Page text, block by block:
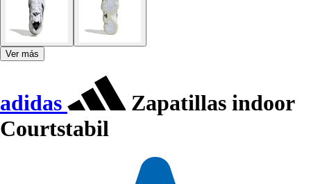
Ver más
adidas
Zapatillas indoor
Courtstabil